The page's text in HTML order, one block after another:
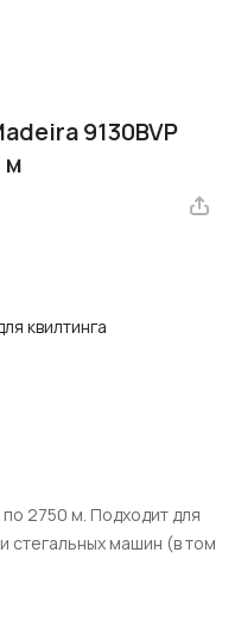
9130BVP
м
квилтинга
2750 м. Подходит для
стегальных машин (в том